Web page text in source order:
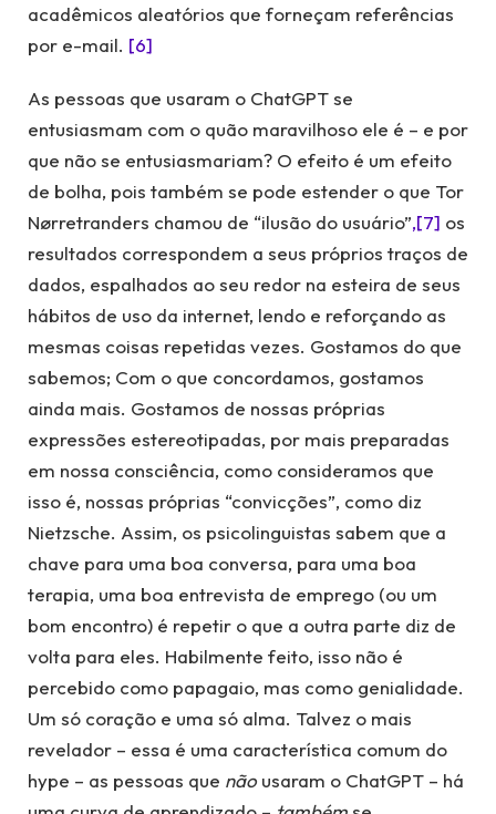
acadêmicos aleatórios que forneçam referências
por e-mail. [6]
As pessoas que usaram o ChatGPT se
entusiasmam com o quão maravilhoso ele é – e por
que não se entusiasmariam? O efeito é um efeito
de bolha, pois também se pode estender o que Tor
Nørretranders chamou de “ilusão do usuário”,[7] os
resultados correspondem a seus próprios traços de
dados, espalhados ao seu redor na esteira de seus
hábitos de uso da internet, lendo e reforçando as
mesmas coisas repetidas vezes. Gostamos do que
sabemos; Com o que concordamos, gostamos
ainda mais. Gostamos de nossas próprias
expressões estereotipadas, por mais preparadas
em nossa consciência, como consideramos que
isso é, nossas próprias “convicções”, como diz
Nietzsche. Assim, os psicolinguistas sabem que a
chave para uma boa conversa, para uma boa
terapia, uma boa entrevista de emprego (ou um
bom encontro) é repetir o que a outra parte diz de
volta para eles. Habilmente feito, isso não é
percebido como papagaio, mas como genialidade.
Um só coração e uma só alma. Talvez o mais
revelador – essa é uma característica comum do
hype – as pessoas que não usaram o ChatGPT – há